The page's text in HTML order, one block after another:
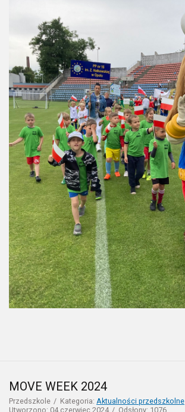
MOVE WEEK 2024
Przedszkole Kategoria: Aktualności przedszkolne
Utworzono: 04 czerwiec 2024
Odsłony: 1076